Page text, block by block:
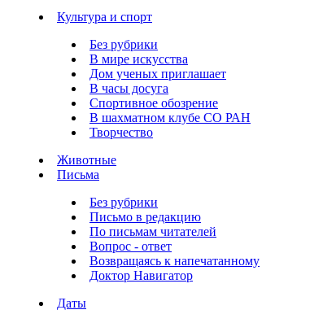
Культура и спорт
Без рубрики
В мире искусства
Дом ученых приглашает
В часы досуга
Спортивное обозрение
В шахматном клубе СО РАН
Творчество
Животные
Письма
Без рубрики
Письмо в редакцию
По письмам читателей
Вопрос - ответ
Возвращаясь к напечатанному
Доктор Навигатор
Даты